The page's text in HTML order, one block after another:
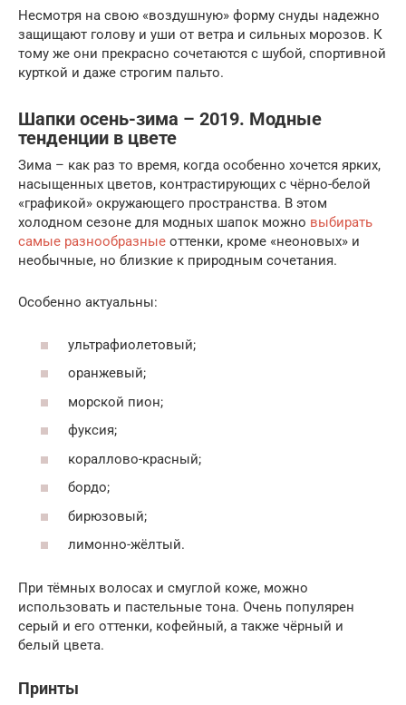
Несмотря на свою «воздушную» форму снуды надежно
защищают голову и уши от ветра и сильных морозов. К
тому же они прекрасно сочетаются с шубой, спортивной
курткой и даже строгим пальто.
Шапки осень-зима – 2019. Модные
тенденции в цвете
Зима – как раз то время, когда особенно хочется ярких,
насыщенных цветов, контрастирующих с чёрно-белой
«графикой» окружающего пространства. В этом
холодном сезоне для модных шапок можно выбирать
самые разнообразные оттенки, кроме «неоновых» и
необычные, но близкие к природным сочетания.
Особенно актуальны:
ультрафиолетовый;
оранжевый;
морской пион;
фуксия;
кораллово-красный;
бордо;
бирюзовый;
лимонно-жёлтый.
При тёмных волосах и смуглой коже, можно
использовать и пастельные тона. Очень популярен
серый и его оттенки, кофейный, а также чёрный и
белый цвета.
Принты